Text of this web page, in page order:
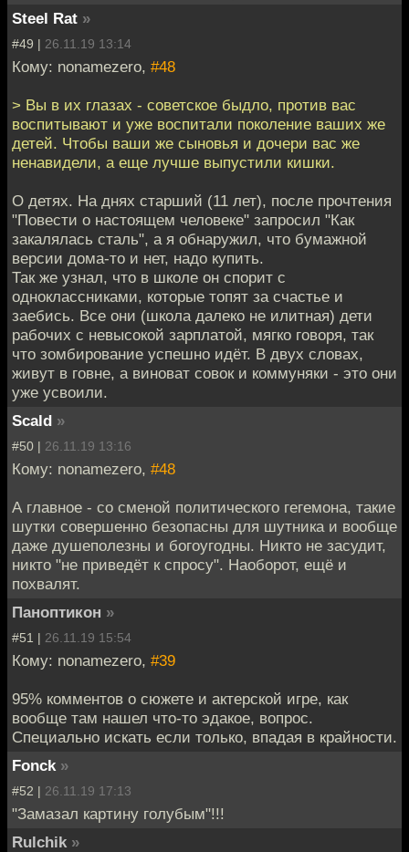
Steel Rat »
#49 | 26.11.19 13:14
Кому: nonamezero, #48
> Вы в их глазах - советское быдло, против вас
воспитывают и уже воспитали поколение ваших же
детей. Чтобы ваши же сыновья и дочери вас же
ненавидели, а еще лучше выпустили кишки.
О детях. На днях старший (11 лет), после прочтения
"Повести о настоящем человеке" запросил "Как
закалялась сталь", а я обнаружил, что бумажной
версии дома-то и нет, надо купить.
Так же узнал, что в школе он спорит с
одноклассниками, которые топят за счастье и
заебись. Все они (школа далеко не илитная) дети
рабочих с невысокой зарплатой, мягко говоря, так
что зомбирование успешно идёт. В двух словах,
живут в говне, а виноват совок и коммуняки - это они
уже усвоили.
Scald »
#50 | 26.11.19 13:16
Кому: nonamezero, #48
А главное - со сменой политического гегемона, такие
шутки совершенно безопасны для шутника и вообще
даже душеполезны и богоугодны. Никто не засудит,
никто "не приведёт к спросу". Наоборот, ещё и
похвалят.
Паноптикон »
#51 | 26.11.19 15:54
Кому: nonamezero, #39
95% комментов о сюжете и актерской игре, как
вообще там нашел что-то эдакое, вопрос.
Специально искать если только, впадая в крайности.
Fonck »
#52 | 26.11.19 17:13
"Замазал картину голубым"!!!
Rulchik »